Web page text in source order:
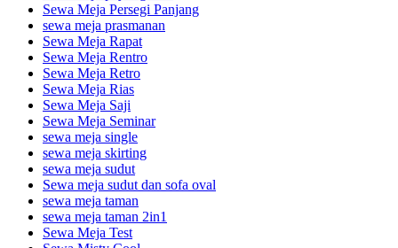
Sewa Meja Persegi Panjang
sewa meja prasmanan
Sewa Meja Rapat
Sewa Meja Rentro
Sewa Meja Retro
Sewa Meja Rias
Sewa Meja Saji
Sewa Meja Seminar
sewa meja single
sewa meja skirting
sewa meja sudut
Sewa meja sudut dan sofa oval
sewa meja taman
sewa meja taman 2in1
Sewa Meja Test